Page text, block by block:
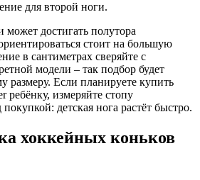
для второй ноги.
достигать полутора
стоит на большую
в сантиметрах сверяйте с
модели – так подбор будет
размеру. Если планируете купить
ребёнку, измеряйте стопу
детская нога растёт быстро.
хоккейных коньков